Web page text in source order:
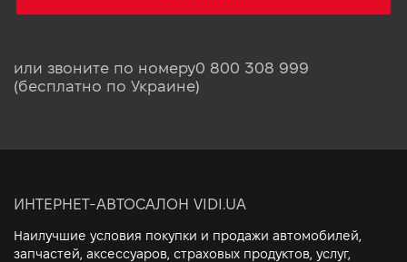
или звоните по номеру0 800 308 999
(бесплатно по Украине)
ИНТЕРНЕТ-АВТОСАЛОН VIDI.UA
Наилучшие условия покупки и продажи автомобилей,
запчастей, аксессуаров, страховых продуктов, услуг,